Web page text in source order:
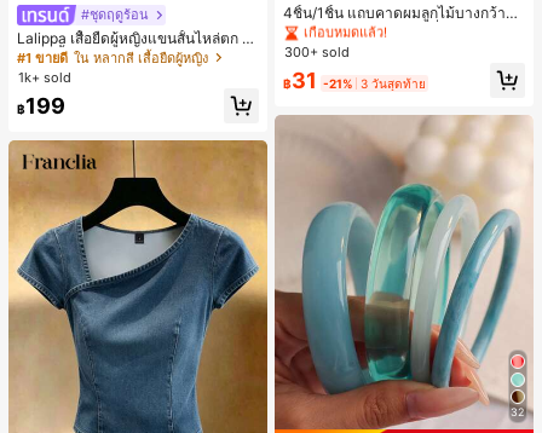
#ชุดฤดูร้อน
Lalippa เสื้อยืดผู้หญิงแขนสั้นไหล่ตก ค
อวีปกเสื้อ ลายพิมพ์ดิจิทัลลายทาง สไตล์
สปอร์ตแฟชั่นมินิมอล ของขวัญสำหรับเ
พื่อน
#1 ขายดี ใน หลากสี เสื้อยืดผู้หญิง
1k+ sold
฿199
4ชิ้น/1ชิ้น แถบคาดผมลูกไม้บางกว้างยื
ดหยุ่นสำหรับผู้หญิง, แฟชั่นอเนกประสง
ค์พรีเมียมหรูหราสไตล์มินิมอล ผ้าพันคอ
หรับการออกไปข้างนอกประจำวัน, ลำล
น, การมัดผม, การจัดทรงผม, การแต่งห
น้า, การจับคู่ชุด, อุปกรณ์เสริมประดับผ
เกือบหมดแล้ว!
#1 ขายดี
เกือบหมดแล้ว!
#1 ขายดี
เกือบหมดแล้ว!
#1 ขายดี
ใน ไม่เป็นทางการ เครื่องประดับผมผู้หญิง
300+ sold
฿31 -21% 3 วันสุดท้าย
32